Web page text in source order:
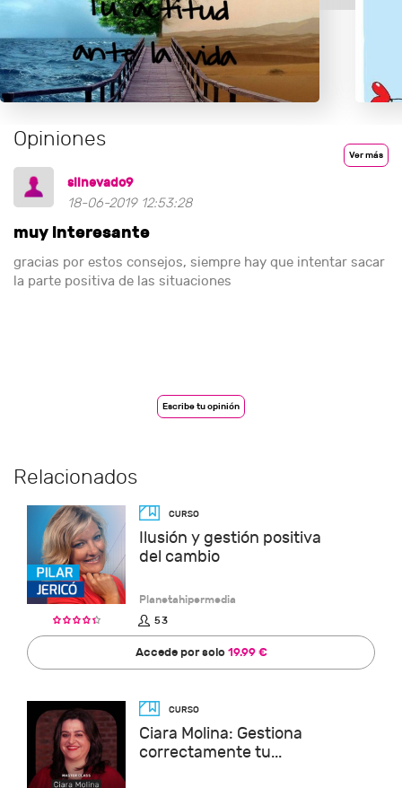
Opiniones
Ver más
silnevado9
18-06-2019 12:53:28
muy interesante
gracias por estos consejos, siempre hay que intentar sacar
la parte positiva de las situaciones
Escribe tu opinión
Relacionados
Ilusión y gestión positiva
del cambio
Planetahipermedia
53
Accede por solo19.99 €
Ciara Molina: Gestiona
correctamente tu...